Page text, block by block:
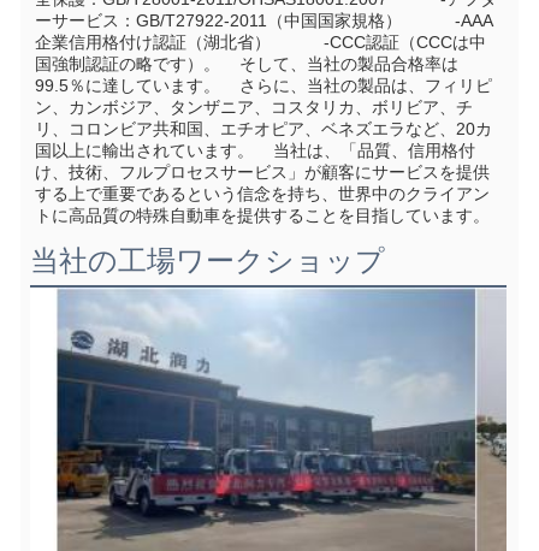
ーサービス：GB/T27922-2011（中国国家規格）           -AAA
企業信用格付け認証（湖北省）           -CCC認証（CCCは中
国強制認証の略です）。    そして、当社の製品合格率は
99.5％に達しています。    さらに、当社の製品は、フィリピ
ン、カンボジア、タンザニア、コスタリカ、ボリビア、チ
リ、コロンビア共和国、エチオピア、ベネズエラなど、20カ
国以上に輸出されています。    当社は、「品質、信用格付
け、技術、フルプロセスサービス」が顧客にサービスを提供
する上で重要であるという信念を持ち、世界中のクライアン
トに高品質の特殊自動車を提供することを目指しています。
当社の工場ワークショップ